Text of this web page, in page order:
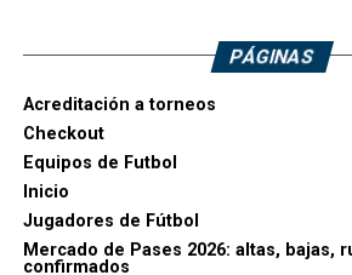
PÁGINAS
Acreditación a torneos
Checkout
Equipos de Futbol
Inicio
Jugadores de Fútbol
Mercado de Pases 2026: altas, bajas,
confirmados